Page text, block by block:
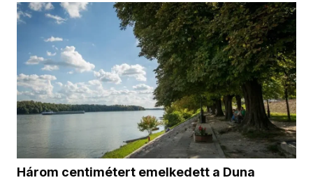
Három centimétert emelkedett a Duna